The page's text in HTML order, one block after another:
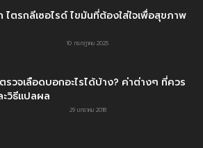
ไตรกลีเซอไรด์ ไขมันที่ต้องใส่ใจเพื่อสุขภาพ
10 กรกฎาคม 2025
รวจเลือดบอกอะไรได้บ้าง? ค่าต่างๆ ที่ควร
ะวิธีแปลผล
29 มกราคม 2018